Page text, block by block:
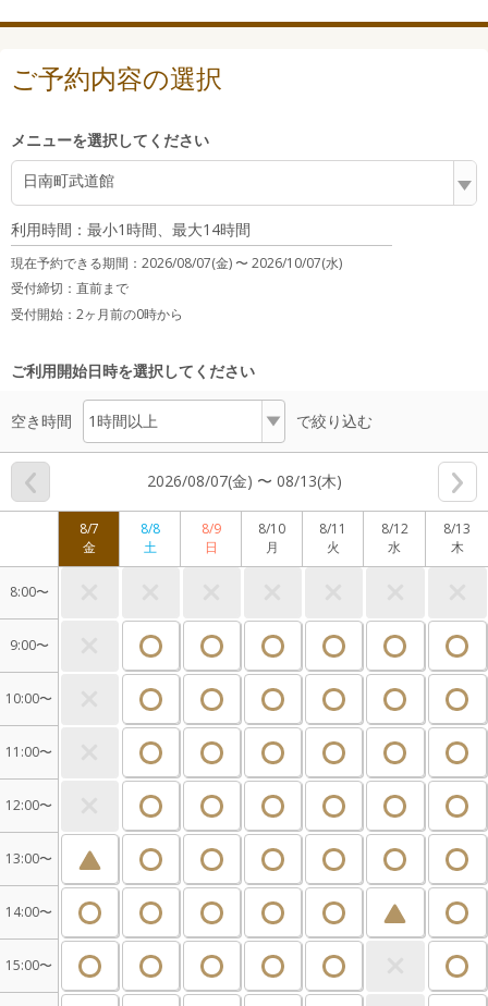
ご予約内容の選択
メニューを選択してください
日南町武道館
利用時間：最小1時間、最大14時間
現在予約できる期間： 2026/08/07(金) 〜2026/10/07(水)
受付締切： 直前まで
受付開始： 2ヶ月前の0時から
ご利用開始日時を選択してください
空き時間 で絞り込む
2026/08/07(金) 〜 08/13(木)
8/7
金
8/8
土
8/9
日
8/10
月
8/11
火
8/12
水
8/13
木
8:00〜
9:00〜
10:00〜
11:00〜
12:00〜
13:00〜
14:00〜
15:00〜